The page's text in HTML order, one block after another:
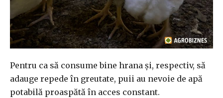
Pentru ca să consume bine hrana și, respectiv, să
adauge repede în greutate, puii au nevoie de apă
potabilă proaspătă în acces constant.